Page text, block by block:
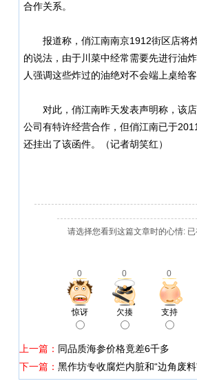
合作关系。
报道称，俏江南南京1912街区店将炸
的说法，由于川菜中经常需要先进行油
人强调这些炸过的油绝对不会端上桌给
对此，俏江南昨天发表声明称，该店
公司有特许经营合作，但俏江南已于
还挂出了该函件。（记者胡笑红）
请选择您看到这篇文章时的心情:
0 0 0
惊讶 欠揍 支持
上一篇： 同品质海参价格竟差6千多
下一篇： 黑作坊专收腐烂内脏和“边角废